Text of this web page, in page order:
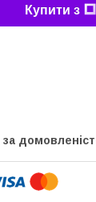
Купити з
за